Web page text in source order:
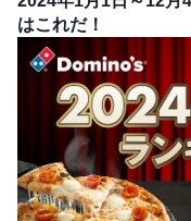
はこれだ！